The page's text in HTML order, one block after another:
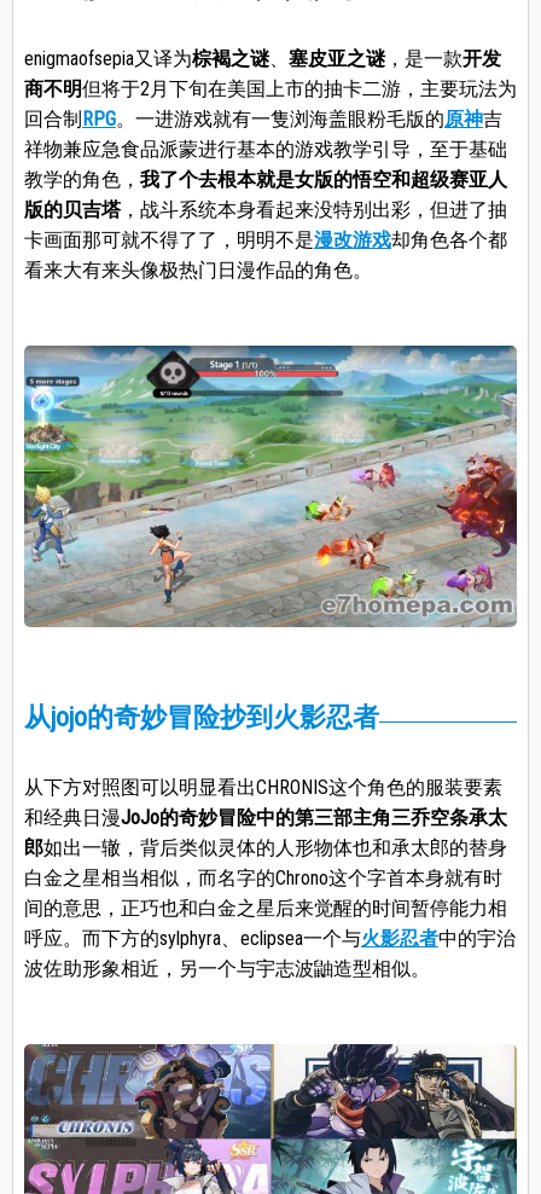
enigmaofsepia又译为棕褐之谜、 塞皮亚之谜，是一款开发
商不明但将于2月下旬在美国上市的抽卡二游，主要玩法为
回合制 RPG。一进游戏就有一隻浏海盖眼粉毛版的原神吉
祥物兼应急食品派蒙进行基本的游戏教学引导，至于基础
教学的角色， 我了个去根本就是女版的悟空和超级赛亚人
版的贝吉塔，战斗系统本身看起来没特别出彩，但进了抽
卡画面那可就不得了了，明明不是漫改游戏却角色各个都
看来大有来头像极热门日漫作品的角色。
从jojo的奇妙冒险抄到火影忍者
从下方对照图可以明显看出CHRONIS这个角色的服装要素
和经典日漫JoJo的奇妙冒险中的第三部主角三乔空条承太
郎如出一辙，背后类似灵体的人形物体也和承太郎的替身
白金之星相当相似，而名字的Chrono这个字首本身就有时
间的意思，正巧也和白金之星后来觉醒的时间暂停能力相
呼应。而下方的sylphyra、eclipsea一个与火影忍者中的宇治
波佐助形象相近，另一个与宇志波鼬造型相似。